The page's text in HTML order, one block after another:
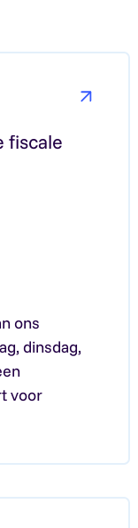
fiscale
ons
dinsdag,
voor